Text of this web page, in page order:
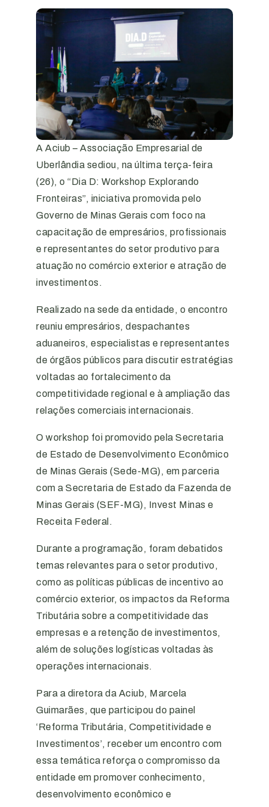
A Aciub – Associação Empresarial de
Uberlândia sediou, na última terça-feira
(26), o “Dia D: Workshop Explorando
Fronteiras”, iniciativa promovida pelo
Governo de Minas Gerais com foco na
capacitação de empresários, profissionais
e representantes do setor produtivo para
atuação no comércio exterior e atração de
investimentos.
Realizado na sede da entidade, o encontro
reuniu empresários, despachantes
aduaneiros, especialistas e representantes
de órgãos públicos para discutir estratégias
voltadas ao fortalecimento da
competitividade regional e à ampliação das
relações comerciais internacionais.
O workshop foi promovido pela Secretaria
de Estado de Desenvolvimento Econômico
de Minas Gerais (Sede-MG), em parceria
com a Secretaria de Estado da Fazenda de
Minas Gerais (SEF-MG), Invest Minas e
Receita Federal.
Durante a programação, foram debatidos
temas relevantes para o setor produtivo,
como as políticas públicas de incentivo ao
comércio exterior, os impactos da Reforma
Tributária sobre a competitividade das
empresas e a retenção de investimentos,
além de soluções logísticas voltadas às
operações internacionais.
Para a diretora da Aciub, Marcela
Guimarães, que participou do painel
‘Reforma Tributária, Competitividade e
Investimentos’, receber um encontro com
essa temática reforça o compromisso da
entidade em promover conhecimento,
desenvolvimento econômico e